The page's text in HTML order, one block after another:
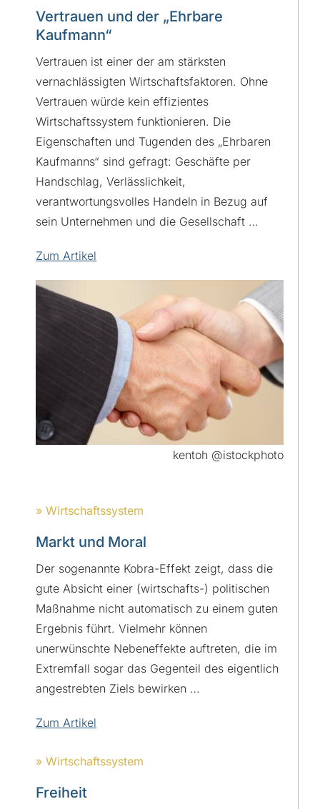
kentoh @istockphoto
Vertrauen und der „Ehrbare
Kaufmann“
Vertrauen ist einer der am stärksten
vernachlässigten Wirtschaftsfaktoren. Ohne
Vertrauen würde kein effizientes
Wirtschaftssystem funktionieren. Die
Eigenschaften und Tugenden des „Ehrbaren
Kaufmanns“ sind gefragt: Geschäfte per
Handschlag, Verlässlichkeit,
verantwortungsvolles Handeln in Bezug auf
sein Unternehmen und die Gesellschaft …
Zum Artikel
» Wirtschaftssystem
Markt und Moral
Der sogenannte Kobra-Effekt zeigt, dass die
gute Absicht einer (wirtschafts-) politischen
Maßnahme nicht automatisch zu einem guten
Ergebnis führt. Vielmehr können
unerwünschte Nebeneffekte auftreten, die im
Extremfall sogar das Gegenteil des eigentlich
angestrebten Ziels bewirken …
Zum Artikel
» Wirtschaftssystem
Freiheit